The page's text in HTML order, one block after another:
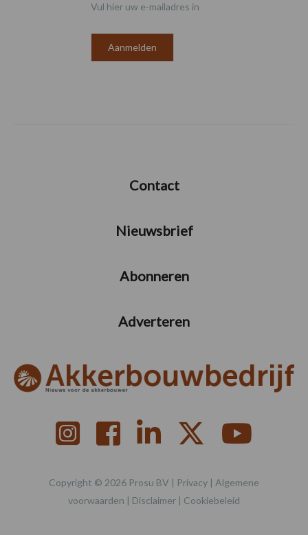
Vul hier uw e-mailadres in
Contact
Nieuwsbrief
Abonneren
Adverteren
Copyright © 2026 Prosu BV | Privacy | Algemene
voorwaarden | Disclaimer | Cookiebeleid